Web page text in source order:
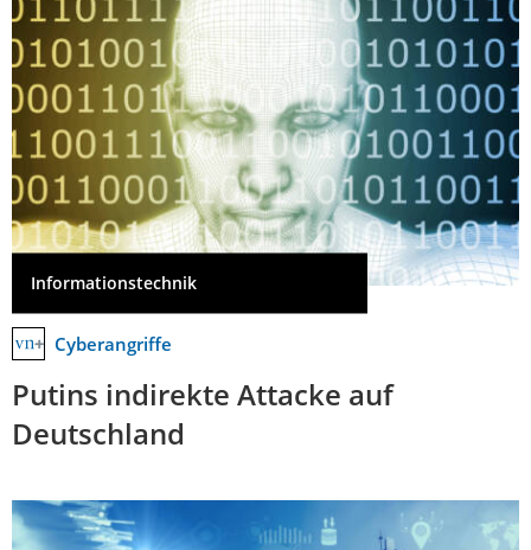
Informationstechnik
Cyberangriffe
Putins indirekte Attacke auf
Deutschland